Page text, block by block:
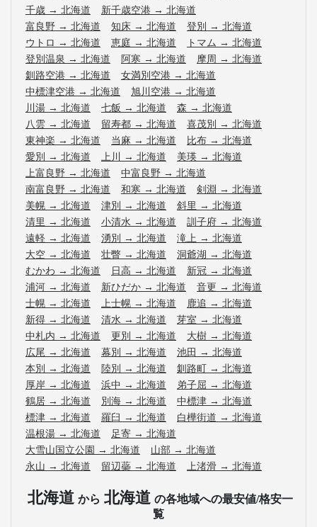
千歳 → 北海道 新千歳空港 → 北海道
富良野 → 北海道 知床 → 北海道 登別 → 北海道
ウトロ → 北海道 恵庭 → 北海道 トマム → 北海道
登別温泉 → 北海道 阿寒 → 北海道 摩周 → 北海道
釧路空港 → 北海道 女満別空港 → 北海道
中標津空港 → 北海道 旭川空港 → 北海道
川湯 → 北海道 七飯 → 北海道 森 → 北海道
八雲 → 北海道 留寿都 → 北海道 喜茂別 → 北海道
東神楽 → 北海道 当麻 → 北海道 比布 → 北海道
愛別 → 北海道 上川 → 北海道 美瑛 → 北海道
上富良野 → 北海道 中富良野 → 北海道
南富良野 → 北海道 和寒 → 北海道 剣淵 → 北海道
美幌 → 北海道 津別 → 北海道 斜里 → 北海道
清里 → 北海道 小清水 → 北海道 訓子府 → 北海道
遠軽 → 北海道 湧別 → 北海道 滝上 → 北海道
大空 → 北海道 壮瞥 → 北海道 洞爺湖 → 北海道
むかわ → 北海道 日高 → 北海道 新冠 → 北海道
浦河 → 北海道 新ひだか → 北海道 音更 → 北海道
士幌 → 北海道 上士幌 → 北海道 鹿追 → 北海道
新得 → 北海道 清水 → 北海道 芽室 → 北海道
中札内 → 北海道 更別 → 北海道 大樹 → 北海道
広尾 → 北海道 幕別 → 北海道 池田 → 北海道
本別 → 北海道 陸別 → 北海道 釧路町 → 北海道
厚岸 → 北海道 浜中 → 北海道 弟子屈 → 北海道
鶴居 → 北海道 別海 → 北海道 中標津 → 北海道
標津 → 北海道 羅臼 → 北海道 白樺街道 → 北海道
温根湯 → 北海道 足寄 → 北海道
大雪山国立公園 → 北海道 山部 → 北海道
永山 → 北海道 留辺蘂 → 北海道 上渚滑 → 北海道
北海道 から 北海道 の各地域への最安値/格安一
覧